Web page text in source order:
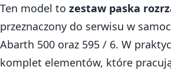
Ten model to zestaw paska
przeznaczony do serwisu w
Abarth 500 oraz 595 / 6. W
komplet elementów, które